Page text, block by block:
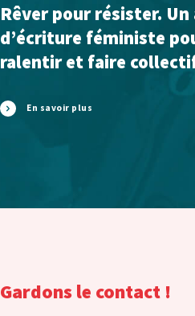
Rêver pour résister.
d’écriture féministe
ralentir et faire
En savoir plus
Gardons le contact !